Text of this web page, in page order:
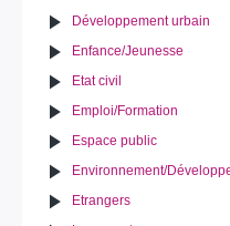
Développement urbain
Enfance/Jeunesse
Etat civil
Emploi/Formation
Espace public
Environnement/
Etrangers